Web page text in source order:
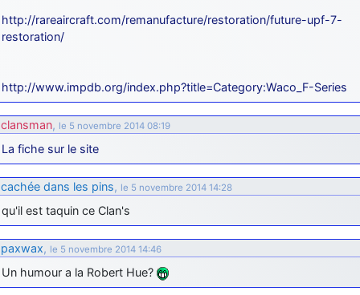
http://rareaircraft.com/remanufacture/restoration/future-upf-7-
restoration/
http://www.impdb.org/index.php?title=Category:Waco_F-Series
clansman, le 5 novembre 2014 08:19
La fiche sur le site
cachée dans les pins, le 5 novembre 2014 14:28
qu'il est taquin ce Clan's
paxwax, le 5 novembre 2014 14:46
Un humour a la Robert Hue?